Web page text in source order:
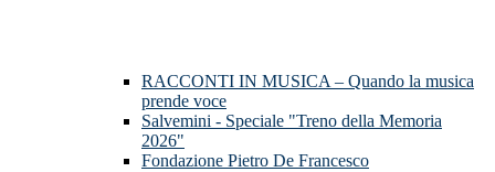
RACCONTI IN MUSICA – Quando la musica
prende voce
Salvemini - Speciale "Treno della Memoria
2026"
Fondazione Pietro De Francesco